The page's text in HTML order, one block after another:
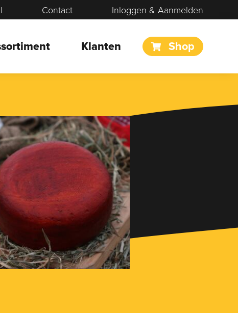
Contact Inloggen & Aanmelden
Klanten Shop